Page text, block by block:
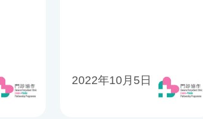
2022年10月5日